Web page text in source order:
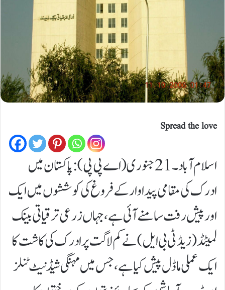
Spread the love
اسلام آباد۔21جنوری (اے پی پی):پاکستان میں
ادرک کی مقامی پیداوار کے فروغ کی کوششوں میں ایک
اور پیش رفت سامنے آئی ہے، جہاں زرعی ترقیاتی بینک
لمیٹڈ (زیڈ ٹی بی ایل) نے کم لاگت پر ادرک کی کاشت کا
ایک عملی ماڈل پیش کیا ہے، جس میں مہنگی شیڈ نیٹ ٹنلز